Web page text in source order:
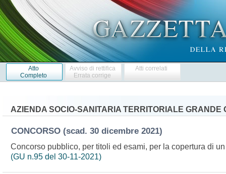
Atto
Completo
Avviso di rettifica
Errata corrige
Atti correlati
AZIENDA SOCIO-SANITARIA TERRITORIALE
CONCORSO (scad. 30 dicembre 2021)
Concorso pubblico, per titoli ed esami, per la copertura di
(GU n.95 del 30-11-2021)